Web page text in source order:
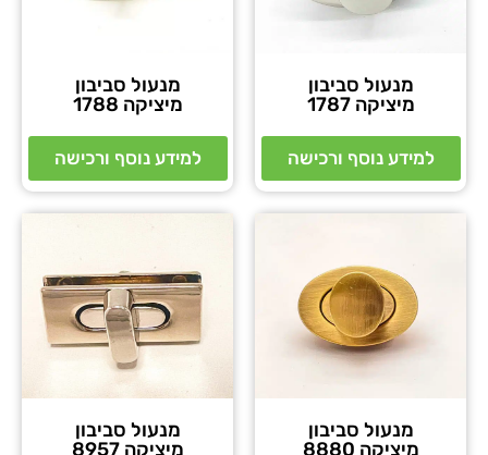
מנעול סביבון
מיציקה 1787
למידע נוסף ורכישה
מנעול סביבון
מיציקה 1788
למידע נוסף ורכישה
מנעול סביבון
מיציקה 8880
מנעול סביבון
מיציקה 8957